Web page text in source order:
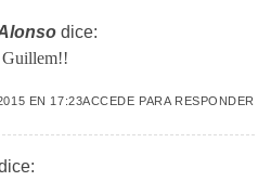
dice:
Guillem!!
EN 17:23ACCEDE PARA RESPONDER